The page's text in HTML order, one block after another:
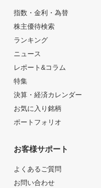
指数・金利・為替
株主優待検索
ランキング
ニュース
レポート&コラム
特集
決算・経済カレンダー
お気に入り銘柄
ポートフォリオ
お客様サポート
よくあるご質問
お問い合わせ